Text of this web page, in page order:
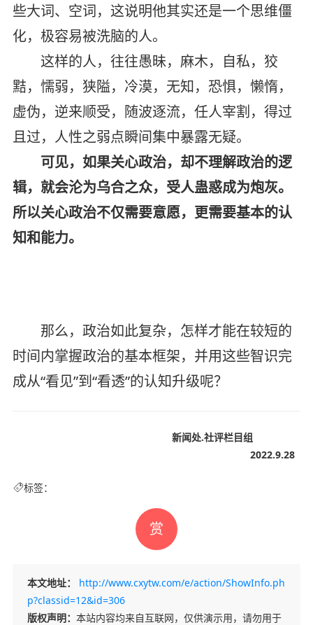
些大词、空词，这说明他其实还是一个思维僵
化，极容易被洗脑的人。
这样的人，往往愚昧，麻木，自私，狡
黠，懦弱，狭隘，冷漠，无知，恐惧，懒惰，
虚伪，逆来顺受，随波逐流，任人宰割，得过
且过，人性之弱点瞬间集中暴露无疑。
可见，如果关心政治，却不理解政治的逻
辑，就会沦为乌合之众，受人蛊惑成为炮灰。
所以关心政治不仅需要意愿，更需要基本的认
知和能力。
那么，政治如此复杂，怎样才能在较短的
时间内掌握政治的基本框架，并用这些智识完
成从“看见”到“看透”的认知升级呢？
新闻处.社评栏目组
2022.9.28
标签：
赏
本文地址：
http://www.cxytw.com/e/action/ShowInfo.ph
p?classid=12&id=306
版权声明： 本站内容均来自互联网，仅供演示用，请勿用于